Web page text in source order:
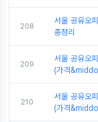
208
서울 공유오
총정리
209
서울 공유오
(가격
210
서울 공유오
(가격